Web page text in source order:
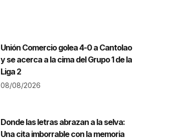
Unión Comercio golea 4-0 a Cantolao
y se acerca a la cima del Grupo 1 de la
Liga 2
08/08/2026
Donde las letras abrazan a la selva:
Una cita imborrable con la memoria